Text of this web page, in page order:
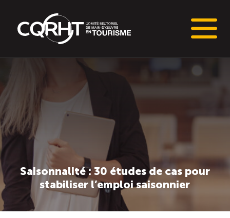
Connaissances stratégiques
Informations sur le marché du travail (IMT)
Tableaux de bord de l’industrie touristique
Main-d’oeuvre en tourisme
Le pôle IMT
Saisonnalité : 30 études de cas pour
stabiliser l’emploi saisonnier